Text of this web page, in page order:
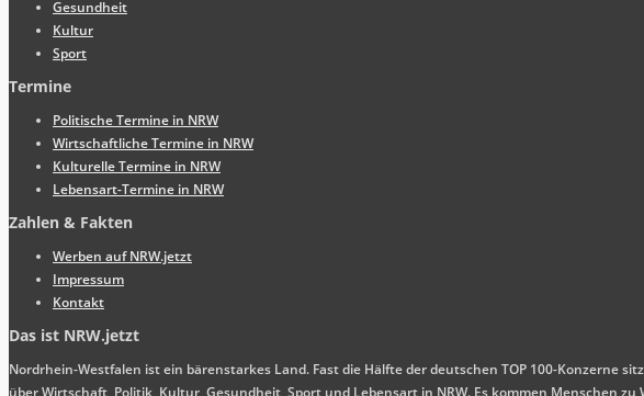
Gesundheit
Kultur
Sport
Termine
Politische Termine in NRW
Wirtschaftliche Termine in NRW
Kulturelle Termine in NRW
Lebensart-Termine in NRW
Zahlen & Fakten
Werben auf NRW.jetzt
Impressum
Kontakt
Das ist NRW.jetzt
Nordrhein-Westfalen ist ein bärenstarkes Land. Fast die Hälfte der deutschen TOP 100-Konzerne
über Wirtschaft, Politik, Kultur, Gesundheit, Sport und Lebensart in NRW. Es kommen Menschen